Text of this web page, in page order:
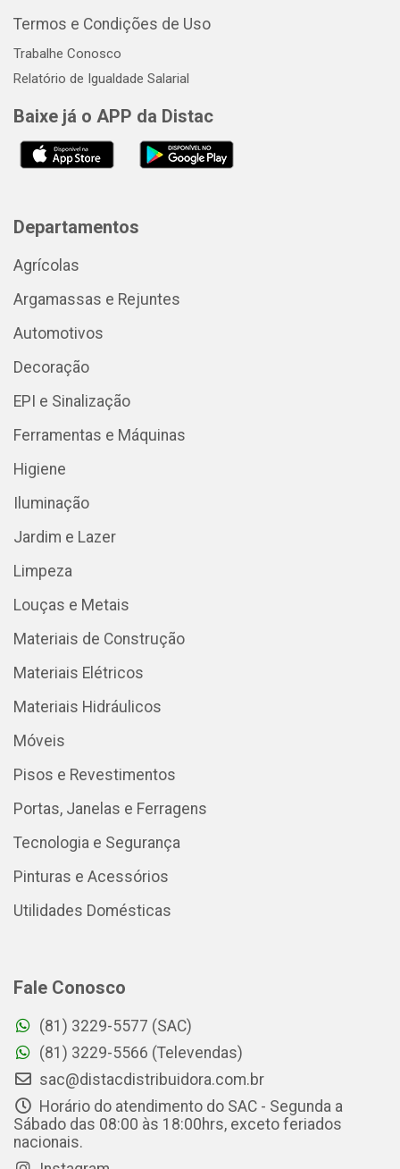
Termos e Condições de Uso
Trabalhe Conosco
Relatório de Igualdade Salarial
Baixe já o APP da Distac
Departamentos
Agrícolas
Argamassas e Rejuntes
Automotivos
Decoração
EPI e Sinalização
Ferramentas e Máquinas
Higiene
Iluminação
Jardim e Lazer
Limpeza
Louças e Metais
Materiais de Construção
Materiais Elétricos
Materiais Hidráulicos
Móveis
Pisos e Revestimentos
Portas, Janelas e Ferragens
Tecnologia e Segurança
Pinturas e Acessórios
Utilidades Domésticas
Fale Conosco
(81) 3229-5577 (SAC)
(81) 3229-5566 (Televendas)
sac@distacdistribuidora.com.br
Horário do atendimento do SAC - Segunda a
Sábado das 08:00 às 18:00hrs, exceto feriados
nacionais.